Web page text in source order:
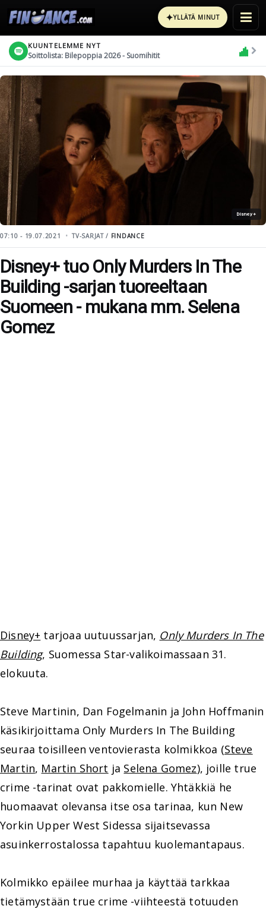
✦YLLÄTÄ MINUT
KUUNTELEMME NYT
Soittolista: Bilepoppia 2026 - Suomihitit
Disney+
07:10 - 19.07.2021 TV-SARJAT / FINDANCE
Disney+ tuo Only Murders In The
Building -sarjan tuoreeltaan
Suomeen - mukana mm. Selena
Gomez
Disney+ tarjoaa uutuussarjan, Only Murders In The
Building, Suomessa Star-valikoimassaan 31.
elokuuta.
Steve Martinin, Dan Fogelmanin ja John Hoffmanin
käsikirjoittama Only Murders In The Building
seuraa toisilleen ventovierasta kolmikkoa (Steve
Martin, Martin Short ja Selena Gomez), joille true
crime -tarinat ovat pakkomielle. Yhtäkkiä he
huomaavat olevansa itse osa tarinaa, kun New
Yorkin Upper West Sidessa sijaitsevassa
asuinkerrostalossa tapahtuu kuolemantapaus.
Kolmikko epäilee murhaa ja käyttää tarkkaa
tietämystään true crime -viihteestä totuuden